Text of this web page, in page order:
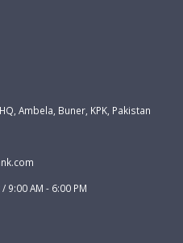
Ambela, Buner, KPK, Pakistan
9:00 AM - 6:00 PM